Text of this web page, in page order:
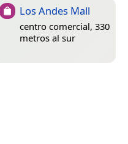
Los Andes Mall
centro comercial, 330
metros al sur